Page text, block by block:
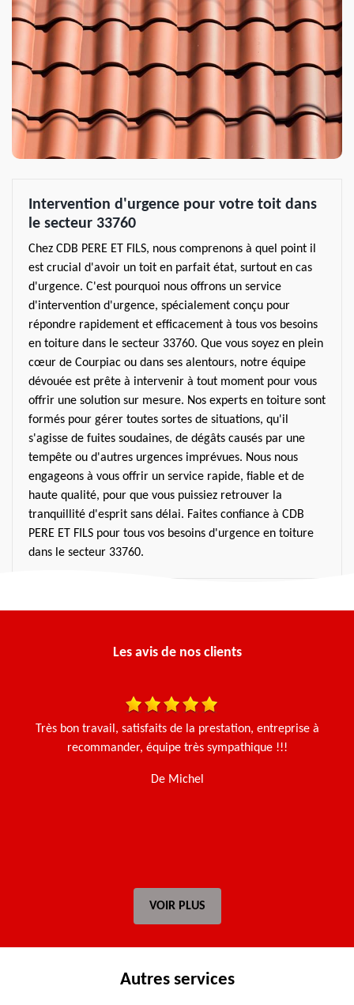
Intervention d'urgence pour votre toit dans
le secteur 33760
Chez CDB PERE ET FILS, nous comprenons à quel point il
est crucial d'avoir un toit en parfait état, surtout en cas
d'urgence. C'est pourquoi nous offrons un service
d'intervention d'urgence, spécialement conçu pour
répondre rapidement et efficacement à tous vos besoins
en toiture dans le secteur 33760. Que vous soyez en plein
cœur de Courpiac ou dans ses alentours, notre équipe
dévouée est prête à intervenir à tout moment pour vous
offrir une solution sur mesure. Nos experts en toiture sont
formés pour gérer toutes sortes de situations, qu'il
s'agisse de fuites soudaines, de dégâts causés par une
tempête ou d'autres urgences imprévues. Nous nous
engageons à vous offrir un service rapide, fiable et de
haute qualité, pour que vous puissiez retrouver la
tranquillité d'esprit sans délai. Faites confiance à CDB
PERE ET FILS pour tous vos besoins d'urgence en toiture
dans le secteur 33760.
Les avis de nos clients
Très bon travail, satisfaits de la prestation, entreprise à
recommander, équipe très sympathique !!!
De Michel
VOIR PLUS
Autres services